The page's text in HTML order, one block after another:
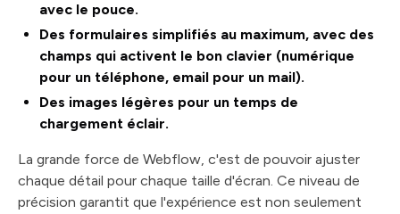
avec le pouce.
Des formulaires simplifiés au maximum, avec des
champs qui activent le bon clavier (numérique
pour un téléphone, email pour un mail).
Des images légères pour un temps de
chargement éclair.
La grande force de Webflow, c'est de pouvoir ajuster
chaque détail pour chaque taille d'écran. Ce niveau de
précision garantit que l'expérience est non seulement